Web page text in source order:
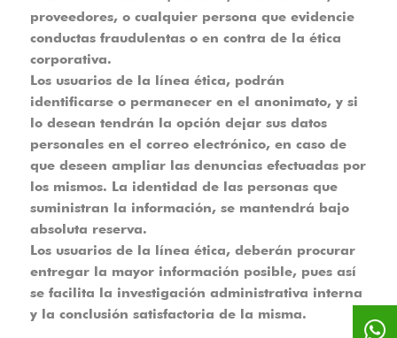
proveedores, o cualquier persona que evidencie
conductas fraudulentas o en contra de la ética
corporativa.
Los usuarios de la línea ética, podrán
identificarse o permanecer en el anonimato, y si
lo desean tendrán la opción dejar sus datos
personales en el correo electrónico, en caso de
que deseen ampliar las denuncias efectuadas por
los mismos. La identidad de las personas que
suministran la información, se mantendrá bajo
absoluta reserva.
Los usuarios de la línea ética, deberán procurar
entregar la mayor información posible, pues así
se facilita la investigación administrativa interna
y la conclusión satisfactoria de la misma.